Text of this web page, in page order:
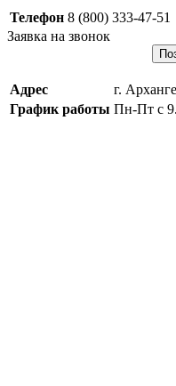
Телефон 8 (800) 333-47-51
Заявка на звонок
Адрес
г.
График работы Пн-Пт с